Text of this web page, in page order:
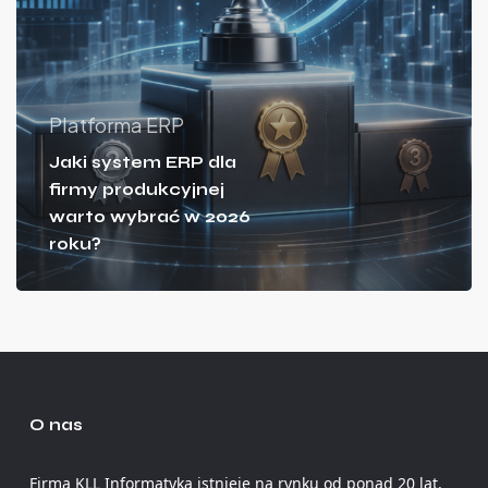
Platforma ERP
Jaki system ERP dla
firmy produkcyjnej
warto wybrać w 2026
roku?
O nas
Firma KLL Informatyka istnieje na rynku od ponad 20 lat.